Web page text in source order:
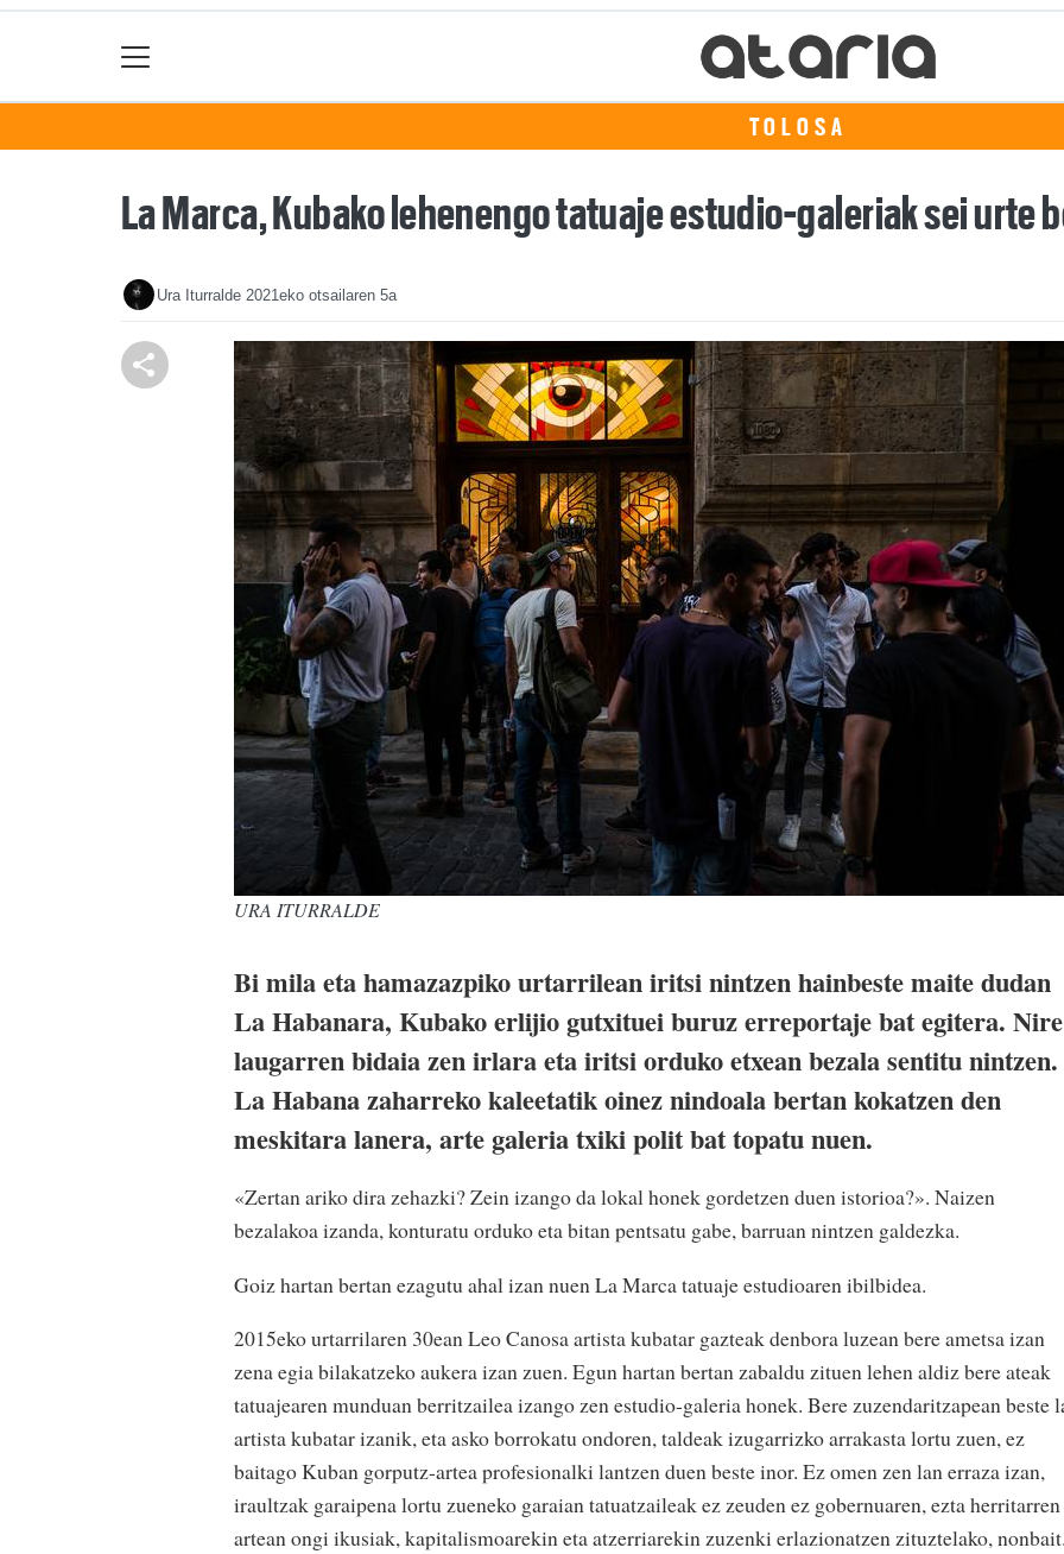
TOLOSA
La Marca, Kubako lehenengo tatuaje estudio-galeriak sei urte
Ura Iturralde 2021eko otsailaren 5a
URA ITURRALDE
Bi mila eta hamazazpiko urtarrilean iritsi nintzen hainbeste maite dudan
La Habanara, Kubako erlijio gutxituei buruz erreportaje bat egitera. Nire
laugarren bidaia zen irlara eta iritsi orduko etxean bezala sentitu nintzen.
La Habana zaharreko kaleetatik oinez nindoala bertan kokatzen den
meskitara lanera, arte galeria txiki polit bat topatu nuen.
«Zertan ariko dira zehazki? Zein izango da lokal honek gordetzen duen istorioa?». Naizen
bezalakoa izanda, konturatu orduko eta bitan pentsatu gabe, barruan nintzen galdezka.
Goiz hartan bertan ezagutu ahal izan nuen La Marca tatuaje estudioaren ibilbidea.
2015eko urtarrilaren 30ean Leo Canosa artista kubatar gazteak denbora luzean bere ametsa izan
zena egia bilakatzeko aukera izan zuen. Egun hartan bertan zabaldu zituen lehen aldiz bere ateak
tatuajearen munduan berritzailea izango zen estudio-galeria honek. Bere zuzendaritzapean beste
artista kubatar izanik, eta asko borrokatu ondoren, taldeak izugarrizko arrakasta lortu zuen, ez
baitago Kuban gorputz-artea profesionalki lantzen duen beste inor. Ez omen zen lan erraza izan,
iraultzak garaipena lortu zueneko garaian tatuatzaileak ez zeuden ez gobernuaren, ezta herritarren
artean ongi ikusiak, kapitalismoarekin eta atzerriarekin zuzenki erlazionatzen zituztelako,